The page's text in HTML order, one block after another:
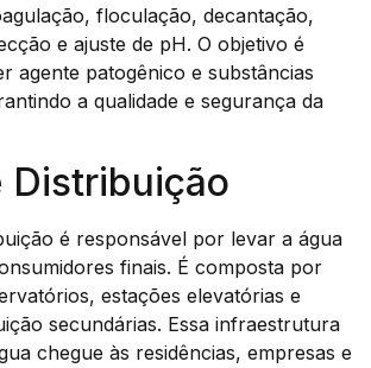
floculação, decantação,
e ajuste de pH. O objetivo é
agente patogênico e substâncias
a qualidade e segurança da
Distribuição
é responsável por levar a água
finais. É composta por
estações elevatórias e
secundárias. Essa infraestrutura
chegue às residências, empresas e